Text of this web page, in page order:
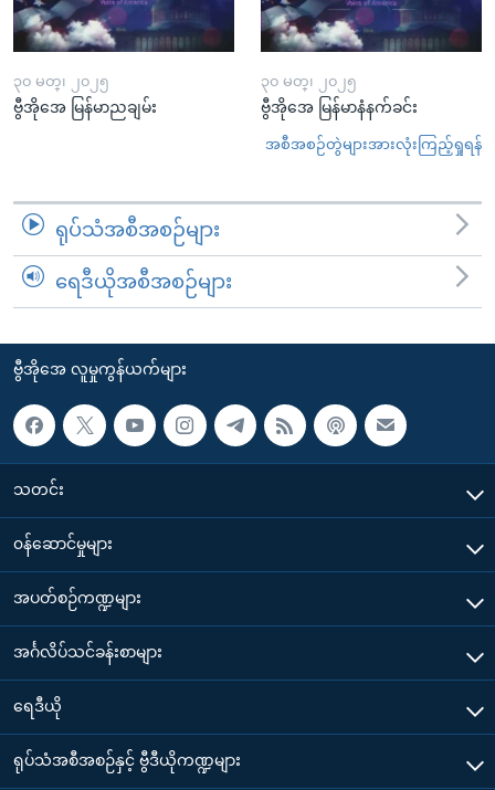
၃၀ မတ္၊ ၂၀၂၅
ဗွီအိုအေ မြန်မာညချမ်း
၃၀ မတ္၊ ၂၀၂၅
ဗွီအိုအေ မြန်မာနံနက်ခင်း
အစီအစဉ်တွဲများအားလုံးကြည့်ရှုရန်
ရုပ်သံအစီအစဉ်များ
ရေဒီယိုအစီအစဉ်များ
ဗွီအိုအေ လူမှုကွန်ယက်များ
သတင်း
၀န်ဆောင်မှုများ
အပတ်စဉ်ကဏ္ဍများ
အင်္ဂလိပ်သင်ခန်းစာများ
ရေဒီယို
ရုပ်သံအစီအစဉ်နှင့် ဗွီဒီယိုကဏ္ဍများ